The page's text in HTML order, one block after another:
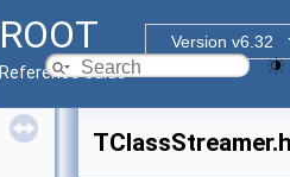
ROOT
Version v6.32
Reference Guide